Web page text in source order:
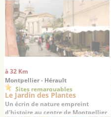
à 32 Km
Montpellier - Hérault
Sites remarquables
Le Jardin des Plantes
Un écrin de nature empreint
d'histoire au centre de Montpellier